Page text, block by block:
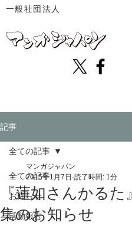
一般社団法人
記事
全ての記事
お知らせ
活動報告
全ての記事
『蓮如さんかるた
集のお知らせ
マンガジャパン
2015年1月7日 読了時間: 1分